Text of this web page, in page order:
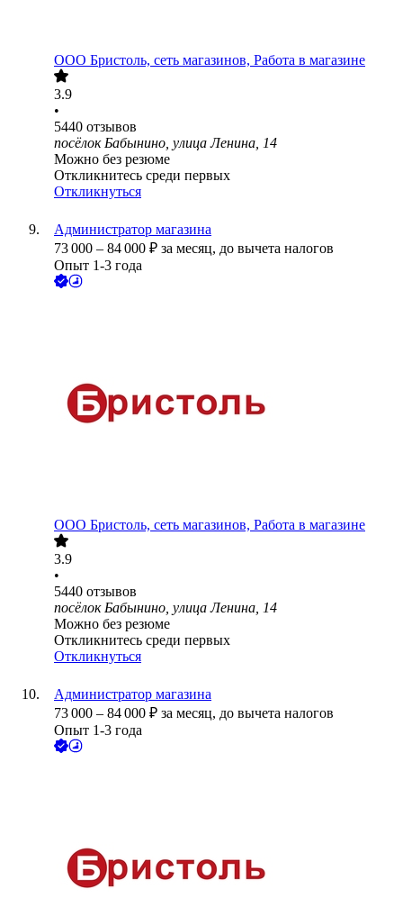
ООО Бристоль, сеть магазинов, Работа в магазине
3.9
•
5440 отзывов
посёлок Бабынино, улица Ленина, 14
Можно без резюме
Откликнитесь среди первых
Откликнуться
Администратор магазина
73 000 – 84 000 ₽ за месяц, до вычета налогов
Опыт 1-3 года
ООО Бристоль, сеть магазинов, Работа в магазине
3.9
•
5440 отзывов
посёлок Бабынино, улица Ленина, 14
Можно без резюме
Откликнитесь среди первых
Откликнуться
Администратор магазина
73 000 – 84 000 ₽ за месяц, до вычета налогов
Опыт 1-3 года